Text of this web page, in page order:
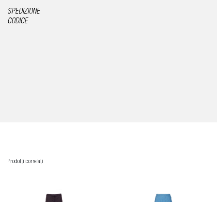
SPEDIZIONE
CODICE
Prodotti correlati